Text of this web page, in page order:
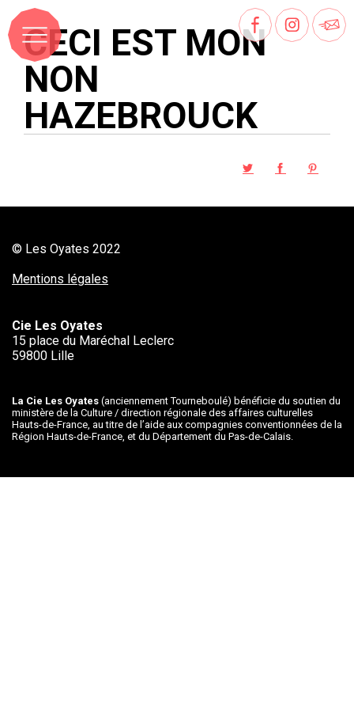
CECI EST MON
NON
HAZEBROUCK
© Les Oyates 2022
Mentions légales
Cie Les Oyates
15 place du Maréchal Leclerc
59800 Lille
La Cie Les Oyates (anciennement Tourneboulé) bénéficie du soutien du
ministère de la Culture / direction régionale des affaires culturelles
Hauts-de-France, au titre de l’aide aux compagnies conventionnées de la
Région Hauts-de-France, et du Département du Pas-de-Calais.